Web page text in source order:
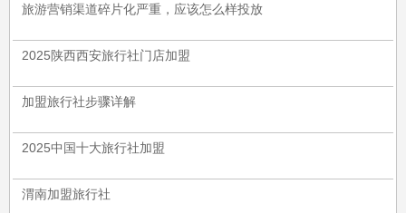
旅游营销渠道碎片化严重，应该怎么样投放
2025陕西西安旅行社门店加盟
加盟旅行社步骤详解
2025中国十大旅行社加盟
渭南加盟旅行社